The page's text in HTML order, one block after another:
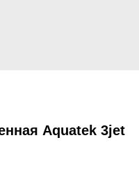
Aquatek 3jet